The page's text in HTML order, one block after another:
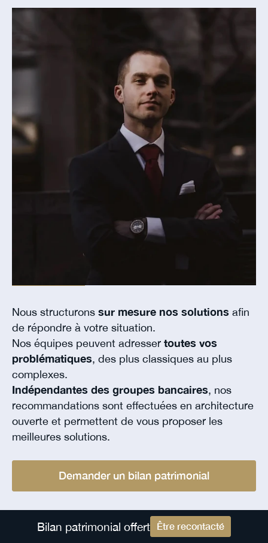
Nous structurons sur mesure nos solutions afin
de répondre à votre situation.
Nos équipes peuvent adresser toutes vos
problématiques, des plus classiques au plus
complexes.
Indépendantes des groupes bancaires, nos
recommandations sont effectuées en architecture
ouverte et permettent de vous proposer les
meilleures solutions.
Demander un bilan patrimonial
Bilan patrimonial offert Être recontacté